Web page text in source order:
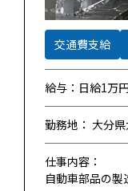
交通費支給
給与：日給1万
勤務地： 大分
仕事内容：
自動車部品の製